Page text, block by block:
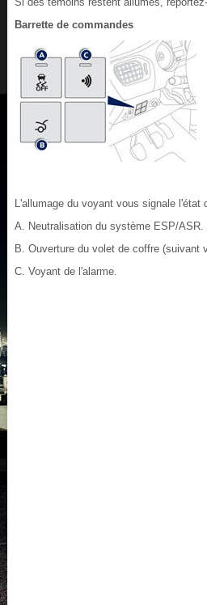
Barrette de commandes
L'allumage du voyant vous signale l'état
A. Neutralisation du système ESP/ASR.
B. Ouverture du volet de coffre (suivant
C. Voyant de l'alarme.